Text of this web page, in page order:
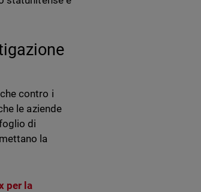
contro i
le aziende
di
la
per la